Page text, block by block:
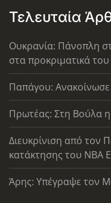
Τελευταία
Ουκρανία: Πάνοπλη
στα προκριματικά
Παπάγου:
Πρωτέας: Στη Βούλα
Διευκρίνιση από τον
κατάκτησης του ΝΒΑ
Άρης: Υπέγραψε τον